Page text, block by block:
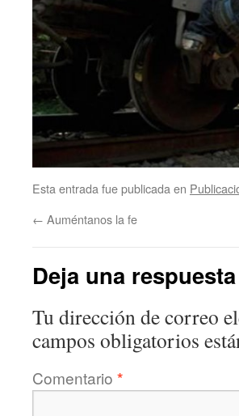
Esta entrada fue publicada en
← Auméntanos la fe
Deja una respuesta
Tu dirección de correo
campos obligatorios
Comentario *